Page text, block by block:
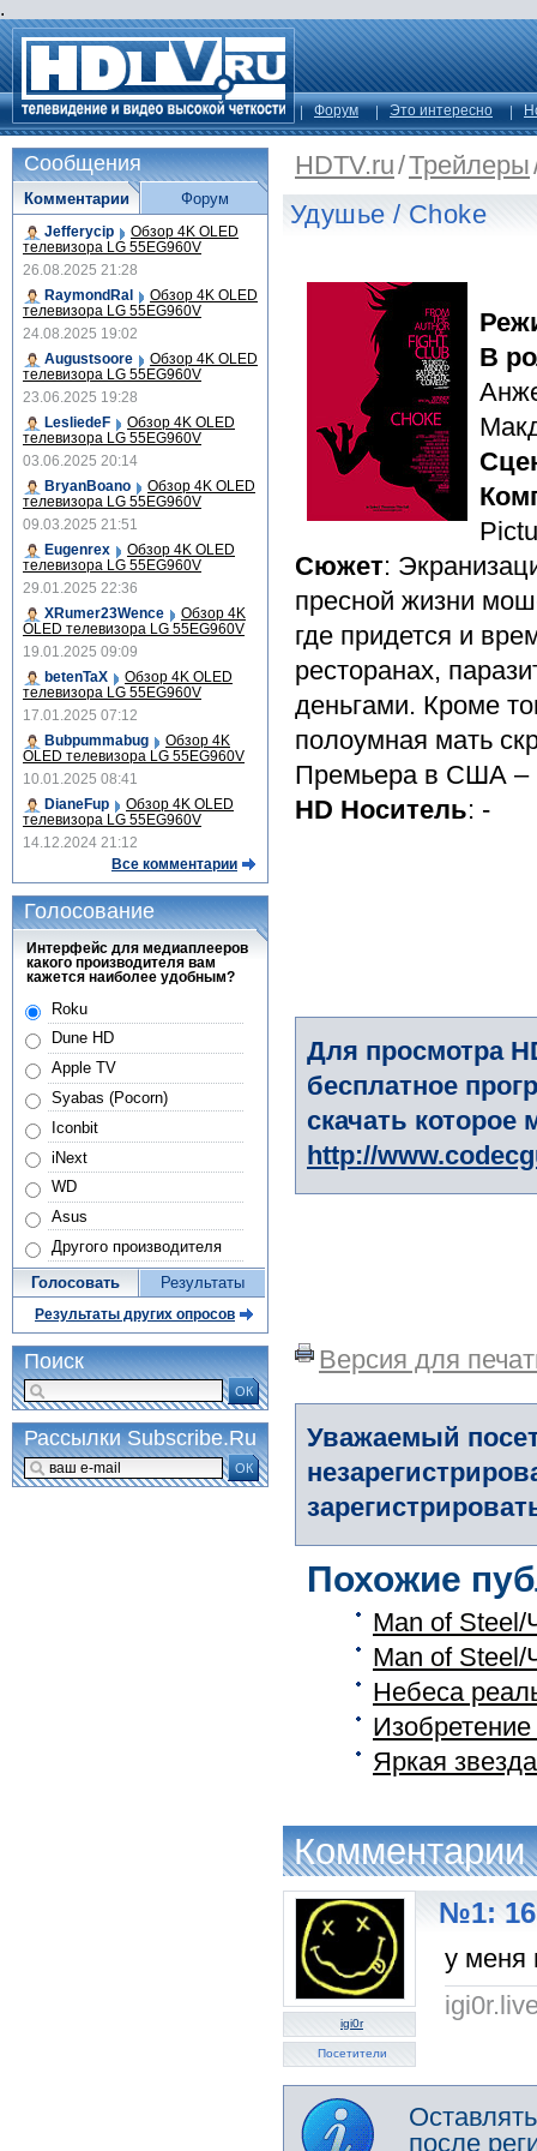
.
Форум Это интересно
HDTV.ru/Трейлеры
Удушье / Choke
В
Сюжет:
пресной жизни
где придется и
ресторанах,
деньгами. Кроме
полоумная мать
Премьера в США –
HD Носитель: -
Для просмотра
бесплатное
скачать
http://
Версия для
Уважаемый
Похожие
Man of Steel/
Man of Steel/
Небеса
Яркая звезда
Комментарии
igi0r
Посетители
№1: 16
у меня
после
Сообщения
Комментарии
Jefferycip Обзор 4K OLED
телевизора LG 55EG960V
26.08.2025 21:28
RaymondRal
Обзор 4K OLED
телевизора LG 55EG960V
24.08.2025 19:02
Augustsoore
Обзор 4K OLED
телевизора LG 55EG960V
23.06.2025 19:28
LesliedeF
Обзор 4K OLED
телевизора LG 55EG960V
03.06.2025 20:14
BryanBoano
Обзор 4K OLED
телевизора LG 55EG960V
09.03.2025 21:51
Eugenrex
Обзор 4K OLED
телевизора LG 55EG960V
29.01.2025 22:36
XRumer23Wence
Обзор 4K
OLED телевизора LG 55EG960V
19.01.2025 09:09
betenTaX
Обзор 4K OLED
телевизора LG 55EG960V
17.01.2025 07:12
Bubpummabug
Обзор 4K
OLED телевизора LG 55EG960V
10.01.2025 08:41
DianeFup
Обзор 4K OLED
телевизора LG 55EG960V
14.12.2024 21:12
Все комментарии
Форум
Голосование
Интерфейс для медиаплееров
какого производителя вам
кажется наиболее удобным?
Roku
Dune HD
Apple TV
Syabas (Pocorn)
Iconbit
iNext
WD
Asus
Другого производителя
Голосовать Результаты
Результаты других опросов
Поиск
ОК
Рассылки Subscribe.Ru
ОК